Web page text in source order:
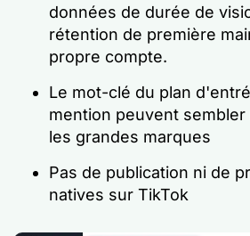
données de durée de
rétention de première
propre compte.
Le mot-clé du plan
mention peuvent
les grandes marques
Pas de publication ni de
natives sur TikTok